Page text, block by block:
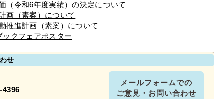
（令和6年度実績）の決定について
画（素案）について
推進計画（素案）について
クフェアポスター
せ
4396
メールフォームでの
ご意見・お問い合わせ